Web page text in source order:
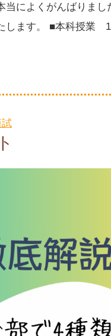
によくがんばりまし
します。 ■本科授業